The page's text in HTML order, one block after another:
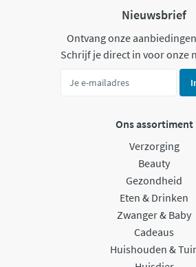
Nieuwsbrief
Ontvang onze
Schrijf je direct in voor onze
Ons assortiment
Verzorging
Beauty
Gezondheid
Eten & Drinken
Zwanger & Baby
Cadeaus
Huishouden &